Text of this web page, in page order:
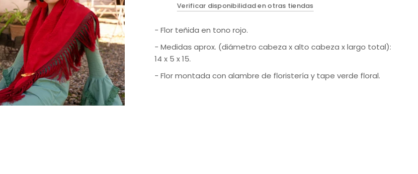
Verificar disponibilidad en otras tiendas
- Flor teñida en tono rojo.
- Medidas aprox. (diámetro cabeza x alto cabeza x largo total):
14 x 5 x 15.
- Flor montada con alambre de floristería y tape verde floral.